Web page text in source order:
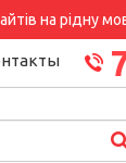
на рідну